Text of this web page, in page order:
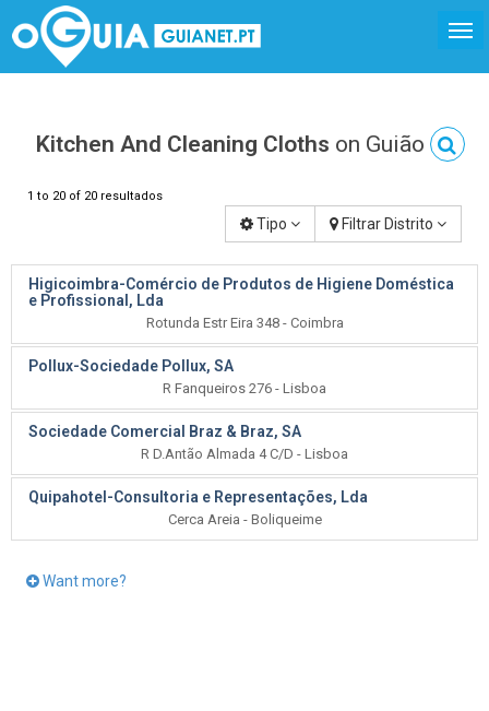
Kitchen And Cleaning Cloths on Guião
1 to 20 of 20 resultados
Tipo Filtrar Distrito
Higicoimbra-Comércio de Produtos de Higiene Doméstica
e Profissional, Lda
Rotunda Estr Eira 348 - Coimbra
Pollux-Sociedade Pollux, SA
R Fanqueiros 276 - Lisboa
Sociedade Comercial Braz & Braz, SA
R D.Antão Almada 4 C/D - Lisboa
Quipahotel-Consultoria e Representações, Lda
Cerca Areia - Boliqueime
Want more?